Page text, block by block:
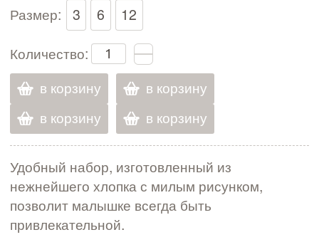
Размер: 3 6
12
Количество:
в корзину
в корзину
в корзину
в корзину
Удобный набор, изготовленный из
нежнейшего хлопка с милым рисунком,
позволит малышке всегда быть
привлекательной.